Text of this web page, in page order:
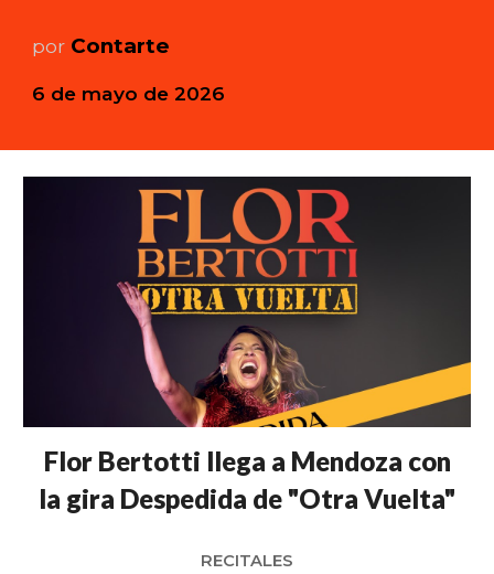
por Contarte
6 de mayo de 2026
Flor Bertotti llega a Mendoza con
la gira Despedida de "Otra Vuelta"
RECITALES